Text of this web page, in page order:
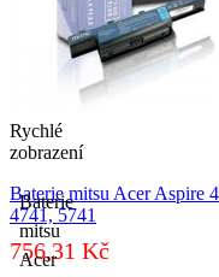
Rychlé
zobrazení
Baterie mitsu Acer Aspire
4741, 5741
756,31 Kč
Baterie
mitsu
Acer